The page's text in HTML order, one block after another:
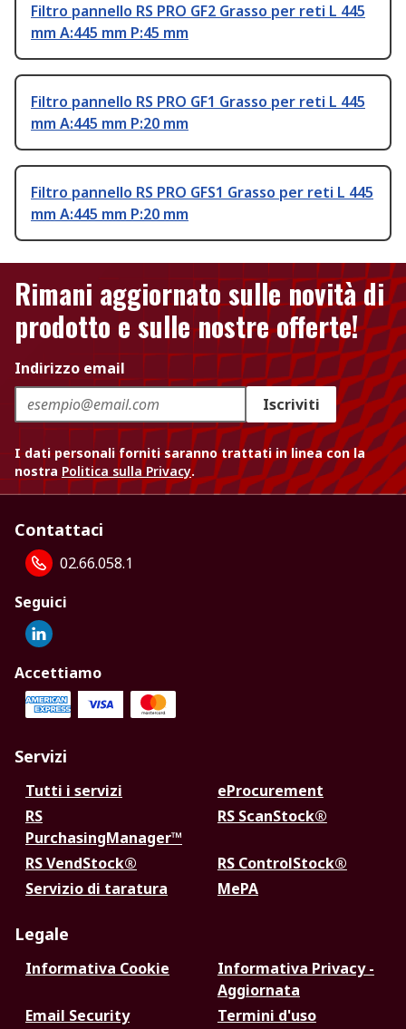
Filtro pannello RS PRO GF2 Grasso per reti L 445
mm A:445 mm P:45 mm
Filtro pannello RS PRO GF1 Grasso per reti L 445
mm A:445 mm P:20 mm
Filtro pannello RS PRO GFS1 Grasso per reti L 445
mm A:445 mm P:20 mm
Rimani aggiornato sulle novità di
prodotto e sulle nostre offerte!
Indirizzo email
Iscriviti
I dati personali forniti saranno trattati in linea con la
nostra Politica sulla Privacy.
Contattaci
02.66.058.1
Seguici
Accettiamo
Servizi
Tutti i servizi
eProcurement
RS
PurchasingManager™
RS ScanStock®
RS VendStock®
RS ControlStock®
Servizio di taratura
MePA
Legale
Informativa Cookie
Informativa Privacy -
Aggiornata
Email Security
Termini d'uso